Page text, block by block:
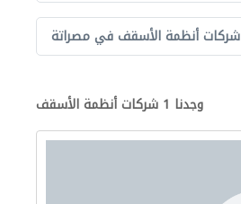
شركات أنظمة الأسقف في مصراتة
وجدنا 1 شركات أنظمة الأسقف